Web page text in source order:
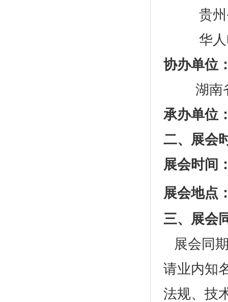
贵州
华人
协办单位
湖南省
承办单位
二、 展会
展会时间
展会地点
三、 展会
展会同
请业内知
法规、技